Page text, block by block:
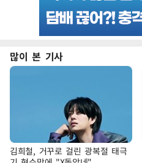
많이 본 기사
김희철, 거꾸로 걸린 광복절 태극